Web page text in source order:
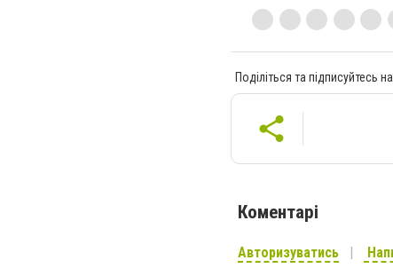
Поділіться та підписуйтесь
Коментарі
Авторизуватись